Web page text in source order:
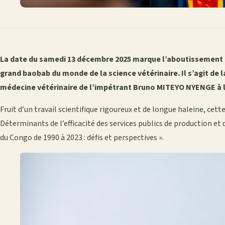
La date du samedi 13 décembre 2025 marque
grand baobab du monde de la science vétérinaire. Il s’agit de
médecine vétérinaire de l’impétrant Bruno MITEYO NYENGE
Fruit d’un travail scientifique rigoureux et de longue haleine,
Déterminants de l’efficacité des services publics de production
du Congo de 1990 à 2023 : défis et perspectives ».